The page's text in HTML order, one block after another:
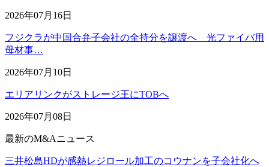
2026年07月16日
フジクラが中国合弁子会社の全持分を譲渡へ 光ファイバ用
母材事…
2026年07月10日
エリアリンクがストレージ王にTOBへ
2026年07月08日
最新のM&Aニュース
三井松島HDが感熱レジロール加工のコウナンを子会社化へ